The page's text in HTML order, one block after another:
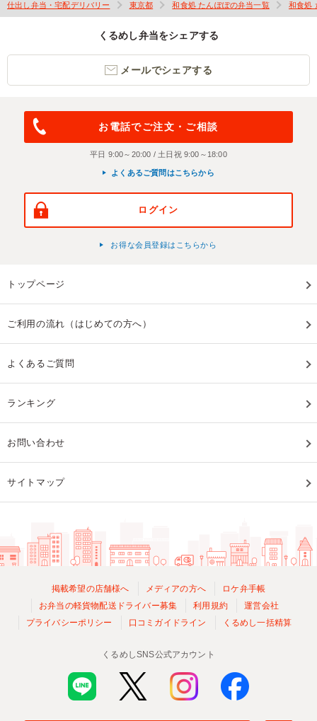
仕出し弁当・宅配デリバリー 東京都 和食処 たんぽぽの弁当一覧 和食処
くるめし弁当をシェアする
メールでシェアする
お電話でご注文・ご相談
平日 9:00～20:00 / 土日祝 9:00～18:00
よくあるご質問はこちらから
ログイン
お得な会員登録はこちらから
トップページ
ご利用の流れ（はじめての方へ）
よくあるご質問
ランキング
お問い合わせ
サイトマップ
掲載希望の店舗様へ メディアの方へ
ロケ弁手帳
お弁当の軽貨物配送ドライバー募集
利用規約
運営会社
プライバシーポリシー
口コミガイドライン くるめし一括精算
くるめしSNS公式アカウント